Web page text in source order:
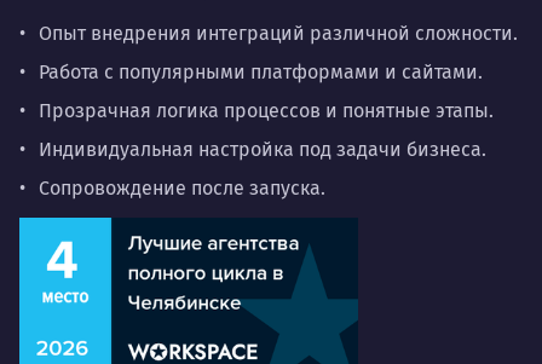
Опыт внедрения интеграций различной сложности.
Работа с популярными платформами и сайтами.
Прозрачная логика процессов и понятные этапы.
Индивидуальная настройка под задачи бизнеса.
Сопровождение после запуска.